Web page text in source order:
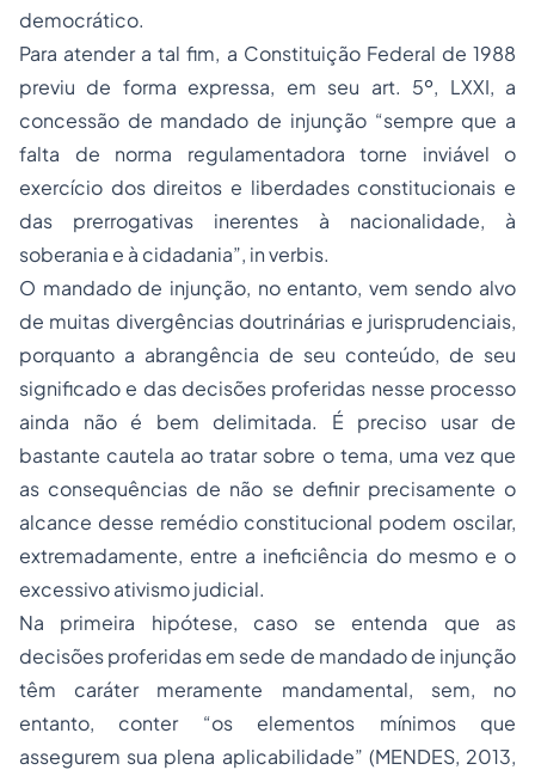
democrático.
Para atender a tal fim, a Constituição Federal de 1988
previu de forma expressa, em seu art. 5º, LXXI, a
concessão de mandado de injunção “sempre que a
falta de norma regulamentadora torne inviável o
exercício dos direitos e liberdades constitucionais e
das prerrogativas inerentes à nacionalidade, à
soberania e à cidadania”, in verbis.
O mandado de injunção, no entanto, vem sendo alvo
de muitas divergências doutrinárias e jurisprudenciais,
porquanto a abrangência de seu conteúdo, de seu
significado e das decisões proferidas nesse processo
ainda não é bem delimitada. É preciso usar de
bastante cautela ao tratar sobre o tema, uma vez que
as consequências de não se definir precisamente o
alcance desse remédio constitucional podem oscilar,
extremadamente, entre a ineficiência do mesmo e o
excessivo ativismo judicial.
Na primeira hipótese, caso se entenda que as
decisões proferidas em sede de mandado de injunção
têm caráter meramente mandamental, sem, no
entanto, conter “os elementos mínimos que
assegurem sua plena aplicabilidade” (MENDES, 2013,